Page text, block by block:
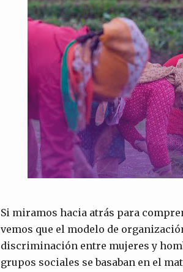
Si miramos hacia atrás para
vemos que el modelo de
discriminación entre mujeres y
grupos sociales se basaban en el